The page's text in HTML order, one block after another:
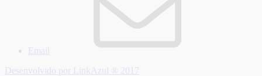
Email
Desenvolvido por LinkAzul ® 2017